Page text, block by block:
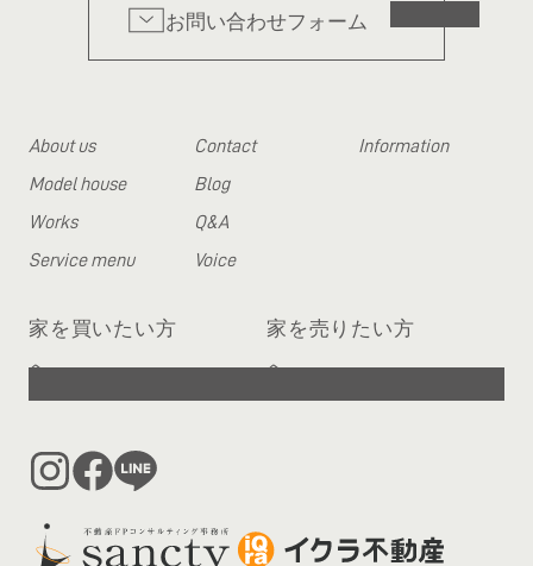
お問い合わせフォーム
About us
Model house
Works
Service menu
Contact
Blog
Q&A
Voice
Information
家を買いたい方
へ
家を売りたい方
へ